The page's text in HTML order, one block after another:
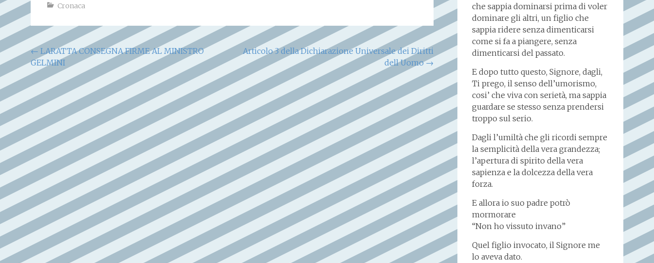
Cronaca
Navigazione
articoli
← LARATTA CONSEGNA FIRME AL MINISTRO
GELMINI
Articolo 3 della Dichiarazione Universale dei Diritti
dell Uomo→
che sappia dominarsi prima di voler
dominare gli altri, un figlio che
sappia ridere senza dimenticarsi
come si fa a piangere, senza
dimenticarsi del passato.
E dopo tutto questo, Signore, dagli,
Ti prego, il senso dell’umorismo,
cosi’ che viva con serietà, ma sappia
guardare se stesso senza prendersi
troppo sul serio.
Dagli l’umiltà che gli ricordi sempre
la semplicità della vera grandezza;
l’apertura di spirito della vera
sapienza e la dolcezza della vera
forza.
E allora io suo padre potrò
mormorare
“Non ho vissuto invano”
Quel figlio invocato, il Signore me
lo aveva dato.